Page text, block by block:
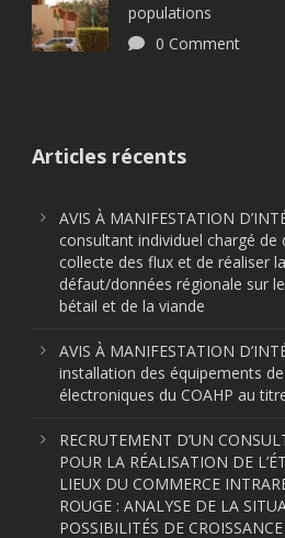
populations
0 Comment
Articles récents
AVIS À MANIFESTATION
consultant individuel chargé
collecte des flux et de réaliser
défaut/données régionale sur
bétail et de la viande
AVIS À MANIFESTATION
installation des équipements
électroniques du COAHP au
RECRUTEMENT D’UN
POUR LA RÉALISATION DE
LIEUX DU COMMERCE
ROUGE : ANALYSE DE LA
POSSIBILITÉS DE CROISSANCE